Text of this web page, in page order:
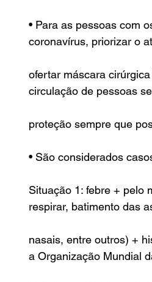
• Para as pessoas com
coronavírus, priorizar o
ofertar máscara
circulação de pessoas
proteção sempre que
• São considerados
Situação 1: febre + pelo
respirar, batimento das
nasais, entre outros) +
a Organização Mundial